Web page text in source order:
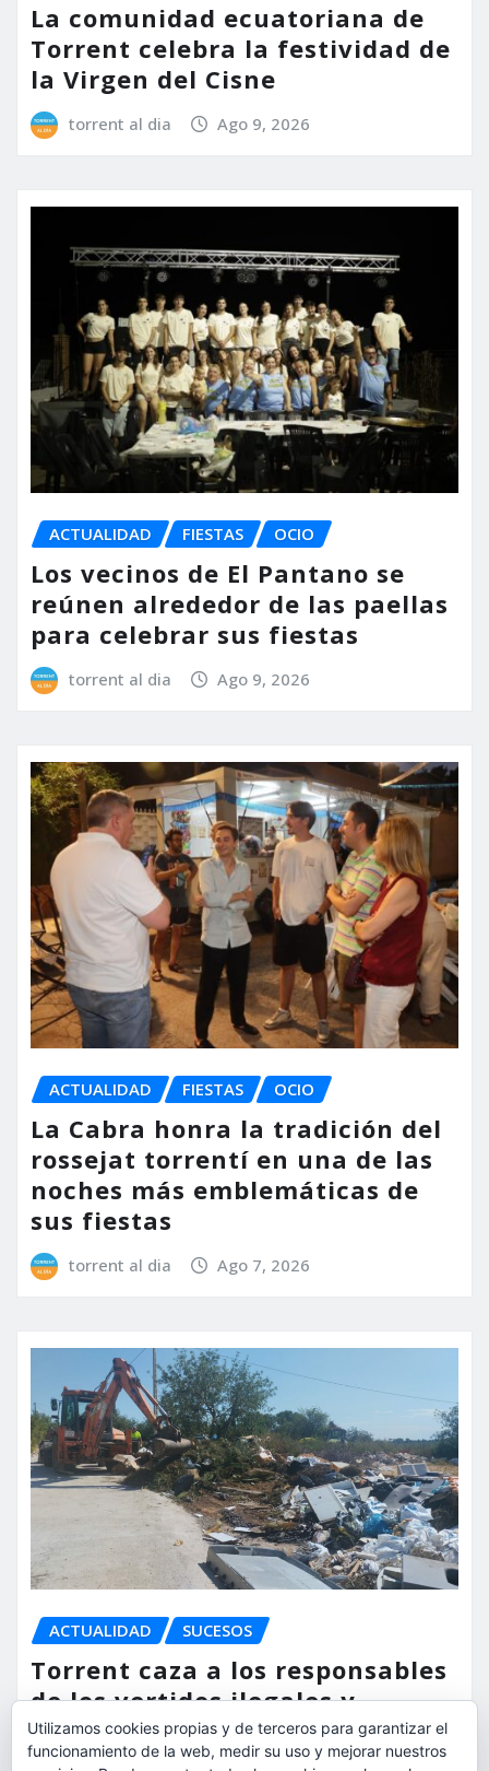
La comunidad ecuatoriana de
Torrent celebra la festividad de
la Virgen del Cisne
torrent al dia Ago 9, 2026
ACTUALIDAD FIESTAS OCIO
Los vecinos de El Pantano se
reúnen alrededor de las paellas
para celebrar sus fiestas
torrent al dia Ago 9, 2026
ACTUALIDAD FIESTAS OCIO
La Cabra honra la tradición del
rossejat torrentí en una de las
noches más emblemáticas de
sus fiestas
torrent al dia Ago 7, 2026
ACTUALIDAD SUCESOS
Torrent caza a los responsables
de los vertidos ilegales y
endurece las sanciones
Utilizamos cookies propias y de terceros para garantizar el
funcionamiento de la web, medir su uso y mejorar nuestros